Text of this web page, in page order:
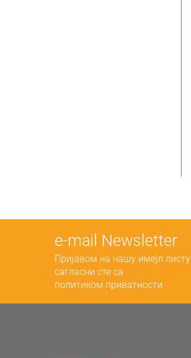
е-mail Newsletter
Пријавом на нашу имејл листу
сагласни сте са
политиком приватности